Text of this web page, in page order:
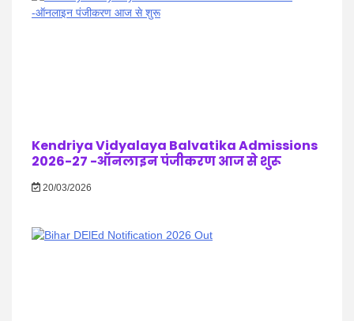
Kendriya Vidyalaya Balvatika Admissions
2026-27 -ऑनलाइन पंजीकरण आज से शुरू
20/03/2026